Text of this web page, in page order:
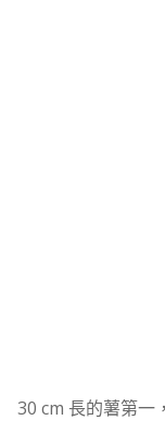
30 cm 長的薯第一